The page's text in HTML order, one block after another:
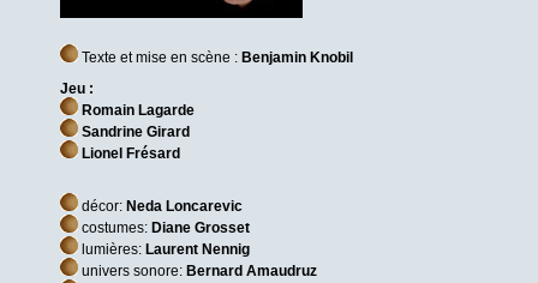
Texte et mise en scène : Benjamin Knobil
Jeu :
Romain Lagarde
Sandrine Girard
Lionel Frésard
décor: Neda Loncarevic
costumes: Diane Grosset
lumières: Laurent Nennig
univers sonore: Bernard Amaudruz